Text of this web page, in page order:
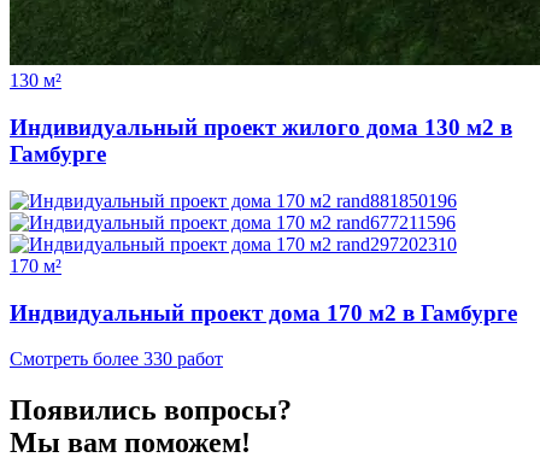
130 м²
Индивидуальный проект жилого дома 130 м2 в
Гамбурге
170 м²
Индвидуальный проект дома 170 м2 в Гамбурге
Смотреть более 330 работ
Появились вопросы?
Мы вам поможем!